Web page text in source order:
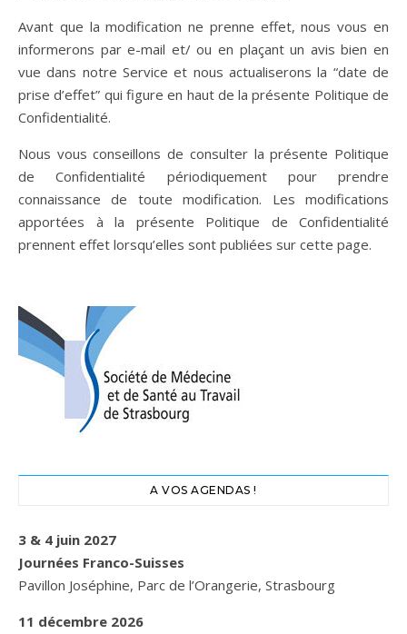
Avant que la modification ne prenne effet, nous vous en
informerons par e-mail et/ ou en plaçant un avis bien en
vue dans notre Service et nous actualiserons la “date de
prise d’effet” qui figure en haut de la présente Politique de
Confidentialité.
Nous vous conseillons de consulter la présente Politique
de Confidentialité périodiquement pour prendre
connaissance de toute modification. Les modifications
apportées à la présente Politique de Confidentialité
prennent effet lorsqu’elles sont publiées sur cette page.
A VOS AGENDAS !
3 & 4 juin 2027
Journées Franco-Suisses
Pavillon Joséphine, Parc de l’Orangerie, Strasbourg
11 décembre 2026